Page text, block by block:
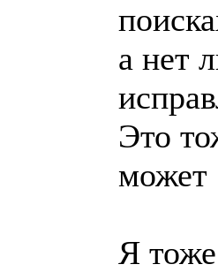
а нет
Это
может
Я